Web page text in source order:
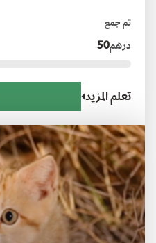
وريادتها في برامج الإكثار للحفاظ على
عمل قائم على علم الجينوم وحفظ العينات
تم جمع
درهم50
تعلم المزيد